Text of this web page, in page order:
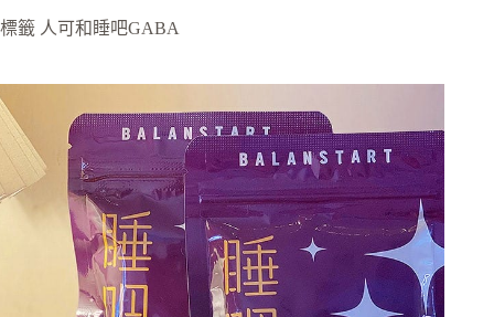
標籤 人可和睡吧GABA